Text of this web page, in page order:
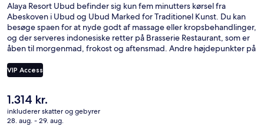
Alaya Resort Ubud befinder sig kun fem minutters kørsel fra
Abeskoven i Ubud og Ubud Marked for Traditionel Kunst. Du kan
besøge spaen for at nyde godt af massage eller kropsbehandlinger,
og der serveres indonesiske retter på Brasserie Restaurant, som er
åben til morgenmad, frokost og aftensmad. Andre højdepunkter på
ved poolen og et fitnesscenter. Rejsende er vilde med stedets pool
og hjælpsomme personale.
VIP Access
Den
nuværende
pris
1.314 kr.
inkluderer skatter og gebyrer
28. aug. - 29. aug.